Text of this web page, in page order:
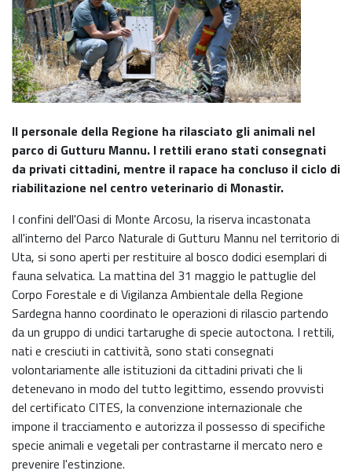
Il personale della Regione ha rilasciato gli animali nel
parco di Gutturu Mannu. I rettili erano stati consegnati
da privati cittadini, mentre il rapace ha concluso il ciclo di
riabilitazione nel centro veterinario di Monastir.
I confini dell'Oasi di Monte Arcosu, la riserva incastonata
all'interno del Parco Naturale di Gutturu Mannu nel territorio di
Uta, si sono aperti per restituire al bosco dodici esemplari di
fauna selvatica. La mattina del 31 maggio le pattuglie del
Corpo Forestale e di Vigilanza Ambientale della Regione
Sardegna hanno coordinato le operazioni di rilascio partendo
da un gruppo di undici tartarughe di specie autoctona. I rettili,
nati e cresciuti in cattività, sono stati consegnati
volontariamente alle istituzioni da cittadini privati che li
detenevano in modo del tutto legittimo, essendo provvisti
del certificato CITES, la convenzione internazionale che
impone il tracciamento e autorizza il possesso di specifiche
specie animali e vegetali per contrastarne il mercato nero e
prevenire l'estinzione.